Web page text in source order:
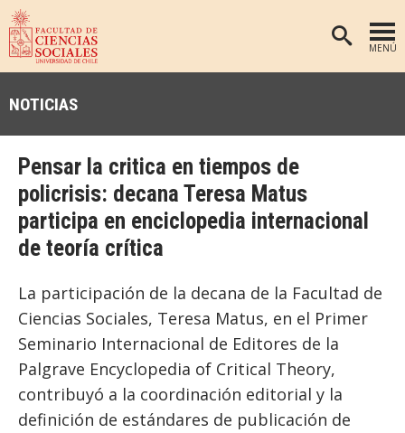
MENÚ
DEPARTAMENTOS
ANTROPOLOGÍA
EDUCACIÓN
SOCIOLOGÍA
TRABAJO SOCIAL
PREGRADO
POSTGRADO
INVESTIGACIÓN
PUBLICACIONES
EXTENSIÓN
BIBLIOTECA
ADMISIÓN
ESTUDIANTES
NOTICIAS
Pensar la critica en tiempos de
policrisis: decana Teresa Matus
participa en enciclopedia internacional
de teoría crítica
La participación de la decana de la Facultad de
Ciencias Sociales, Teresa Matus, en el Primer
Seminario Internacional de Editores de la
Palgrave Encyclopedia of Critical Theory,
contribuyó a la coordinación editorial y la
definición de estándares de publicación de